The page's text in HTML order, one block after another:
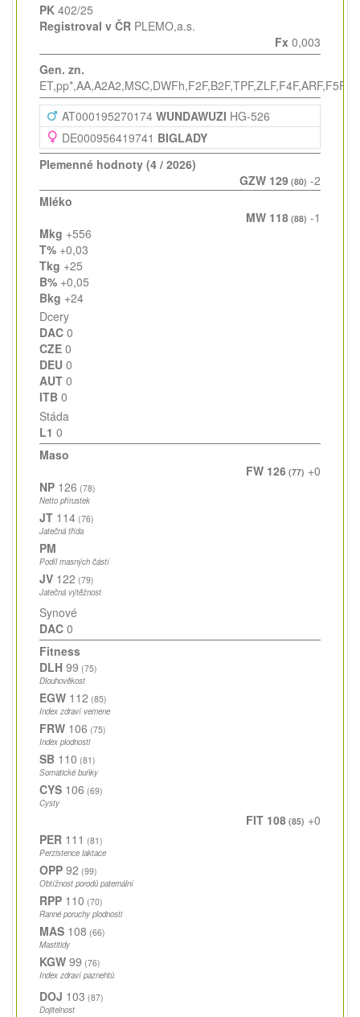
PK402/25
Registroval v ČRPLEMO,a.s.
Fx 0,003
Gen. zn.
ET,pp*,AA,A2A2,MSC,DWFh,F2F,B2F,TPF,ZLF,F4F,ARF,F5F
AT000195270174 WUNDAWUZI HG-526
DE000956419741 BIGLADY
Plemenné hodnoty (4 / 2026)
GZW 129 (80) -2
Mléko
MW 118 (88) -1
Mkg +556
T% +0,03
Tkg +25
B% +0,05
Bkg +24
Dcery
DAC 0
CZE 0
DEU 0
AUT 0
ITB 0
Stáda
L1 0
Maso
FW 126 (77) +0
NP 126 (78)
Netto přírustek
JT 114(76)
Jatečná třída
PM
Podíl masných částí
JV 122 (79)
Jatečná výtěžnost
Synové
DAC 0
Fitness
DLH 99 (75)
Dlouhověkost
EGW 112 (85)
Index zdraví vemene
FRW 106 (75)
Index plodnosti
SB 110 (81)
Somatické buňky
CYS 106 (69)
Cysty
FIT 108 (85) +0
PER 111 (81)
Perzistence laktace
OPP 92 (99)
Obtížnost porodů paternální
RPP 110 (70)
Ranné poruchy plodnosti
MAS 108 (66)
Mastitidy
KGW 99 (76)
Index zdraví paznehtů
DOJ 103 (87)
Dojitelnost